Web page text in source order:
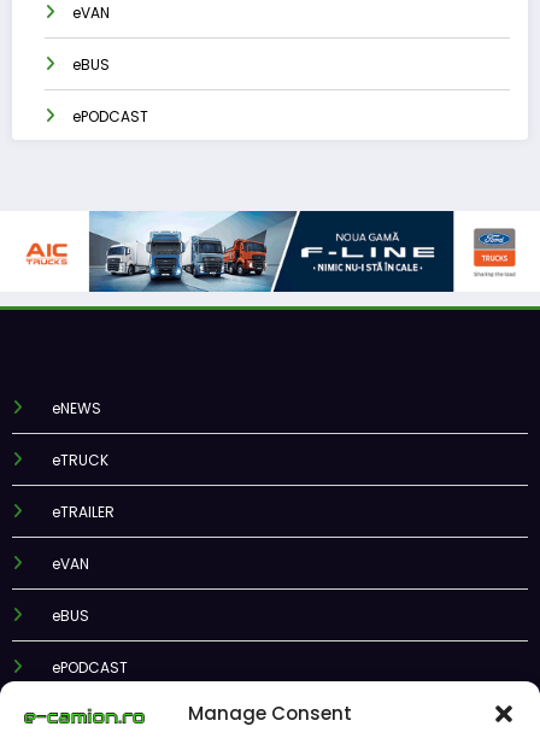
Manage Consent
eVAN
eBUS
ePODCAST
eNEWS
eTRUCK
eTRAILER
eVAN
eBUS
ePODCAST